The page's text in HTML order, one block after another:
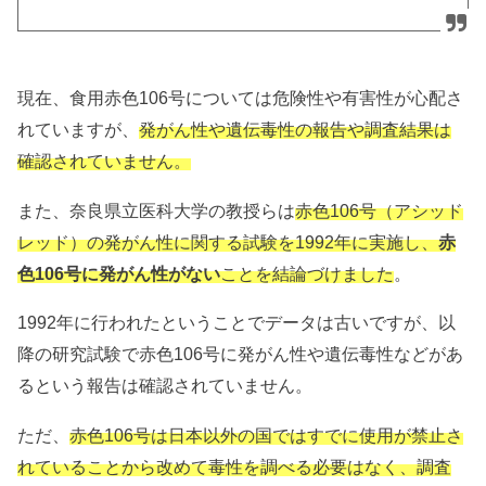
現在、食用赤色106号については危険性や有害性が心配さ
れていますが、発がん性や遺伝毒性の報告や調査結果は
確認されていません。
また、奈良県立医科大学の教授らは赤色106号（アシッド
レッド）の発がん性に関する試験を1992年に実施し、赤
色106号に発がん性がないことを結論づけました。
1992年に行われたということでデータは古いですが、以
降の研究試験で赤色106号に発がん性や遺伝毒性などがあ
るという報告は確認されていません。
ただ、赤色106号は日本以外の国ではすでに使用が禁止さ
れていることから改めて毒性を調べる必要はなく、調査